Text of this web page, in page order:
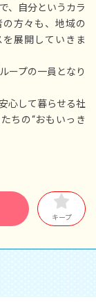
、自分というカラ
方々も、地域の
展開していきま
ープの一員となり
心して暮らせる社
ちの“おもいっき
キープ